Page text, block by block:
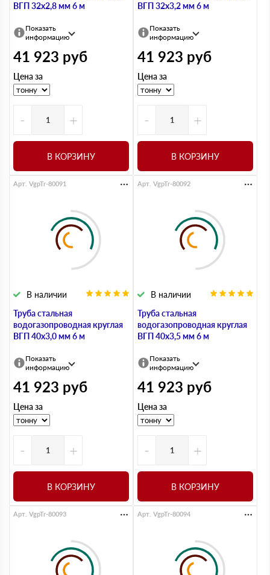
ВГП 32х2,8 мм 6 м
Показать
информацию
41 923 руб
Цена за
- +
В КОРЗИНУ
ВГП 32х3,2 мм 6 м
Показать
информацию
41 923 руб
Цена за
- +
В КОРЗИНУ
Труба стальная
водогазопроводная круглая
ВГП 40х3,0 мм 6 м
В наличии
Арт. VgpTr-80091
Показать
информацию
41 923 руб
Цена за
- +
В КОРЗИНУ
Труба стальная
водогазопроводная круглая
ВГП 40х3,5 мм 6 м
В наличии
Арт. VgpTr-80092
Показать
информацию
41 923 руб
Цена за
- +
В КОРЗИНУ
Арт. VgpTr-80093 Арт. VgpTr-80094